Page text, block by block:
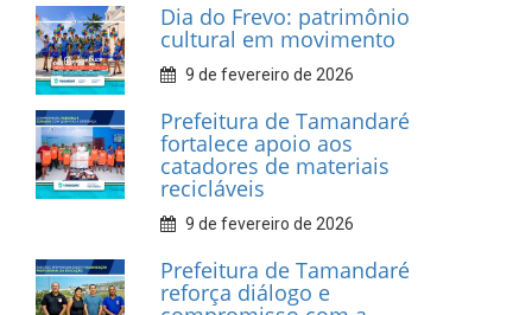
INFORMATIVOS
Prefeitura de Tamandaré
realiza entrega de placas à
Associação dos Taxistas Rota